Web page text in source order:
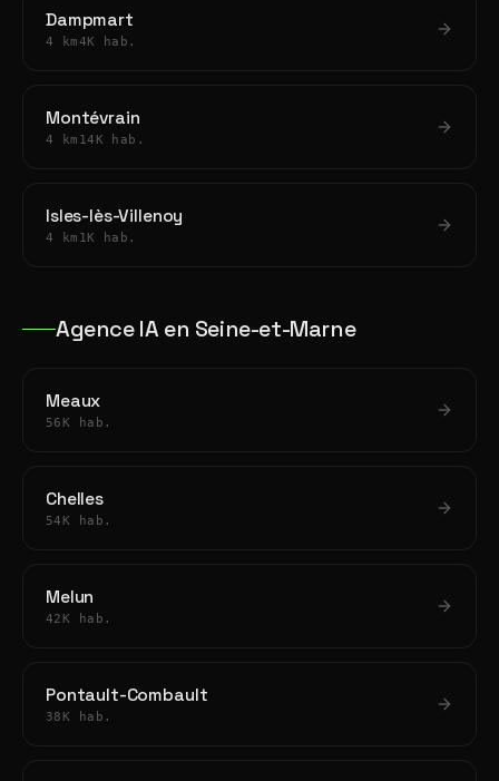
Dampmart
4 km4K hab.
Montévrain
4 km 14K hab.
Isles-lès-Villenoy
4 km 1K hab.
Agence IA en Seine-et-Marne
Meaux
56K hab.
Chelles
54K hab.
Melun
42K hab.
Pontault-Combault
38K hab.